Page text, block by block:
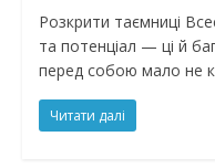
Розкрити таємниці
та потенціал — ці й
перед собою мало не
Читати далі